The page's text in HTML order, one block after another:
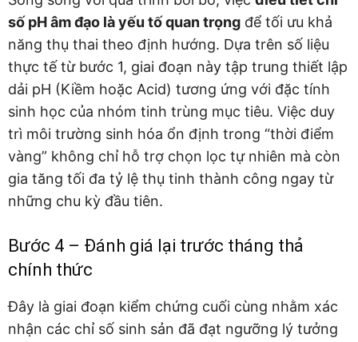
số pH âm đạo là yếu tố quan trọng để tối ưu khả
năng thụ thai theo định hướng. Dựa trên số liệu
thực tế từ bước 1, giai đoạn này tập trung thiết lập
dải pH (Kiềm hoặc Acid) tương ứng với đặc tính
sinh học của nhóm tinh trùng mục tiêu. Việc duy
trì môi trường sinh hóa ổn định trong “thời điểm
vàng” không chỉ hỗ trợ chọn lọc tự nhiên mà còn
gia tăng tối đa tỷ lệ thụ tinh thành công ngay từ
những chu kỳ đầu tiên.
Bước 4 – Đánh giá lại trước tháng thả
chính thức
Đây là giai đoạn kiểm chứng cuối cùng nhằm xác
nhận các chỉ số sinh sản đã đạt ngưỡng lý tưởng